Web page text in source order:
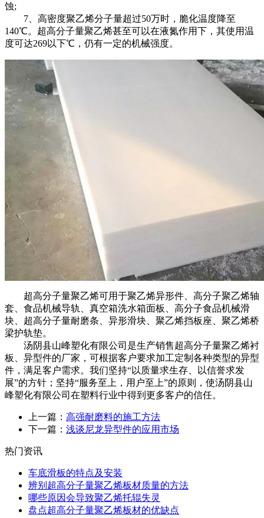
蚀;
7、高密度聚乙烯分子量超过50万时，脆化温度降至
140℃。超高分子量聚乙烯甚至可以在液氮作用下，其使用温
度可达269以下℃，仍有一定的机械强度。
超高分子量聚乙烯可用于聚乙烯异形件、高分子聚乙烯轴
套、食品机械导轨、真空箱洗水箱面板、高分子食品机械滑
块、超高分子量耐磨条、异形滑块、聚乙烯挡板座、聚乙烯桥
梁护轨垫。
汤阴县山峰塑化有限公司是生产销售超高分子量聚乙烯衬
板、异型件的厂家，可根据客户要求加工定制各种类型的异型
件，满足客户需求。我们坚持“以质量求生存、以信誉求发
展”的方针；坚持“服务至上，用户至上”的原则，使汤阴县山
峰塑化有限公司在塑料行业中得到更多客户的信任。
上一篇： 高强耐磨料的施工方法
下一篇： 浅谈尼龙异型件的应用市场
热门资讯
车底滑板的特点及安装
辨别超高分子量聚乙烯板材质量的方法
哪些原因会导致聚乙烯托辊失灵
盘点超高分子量聚乙烯板材的优缺点